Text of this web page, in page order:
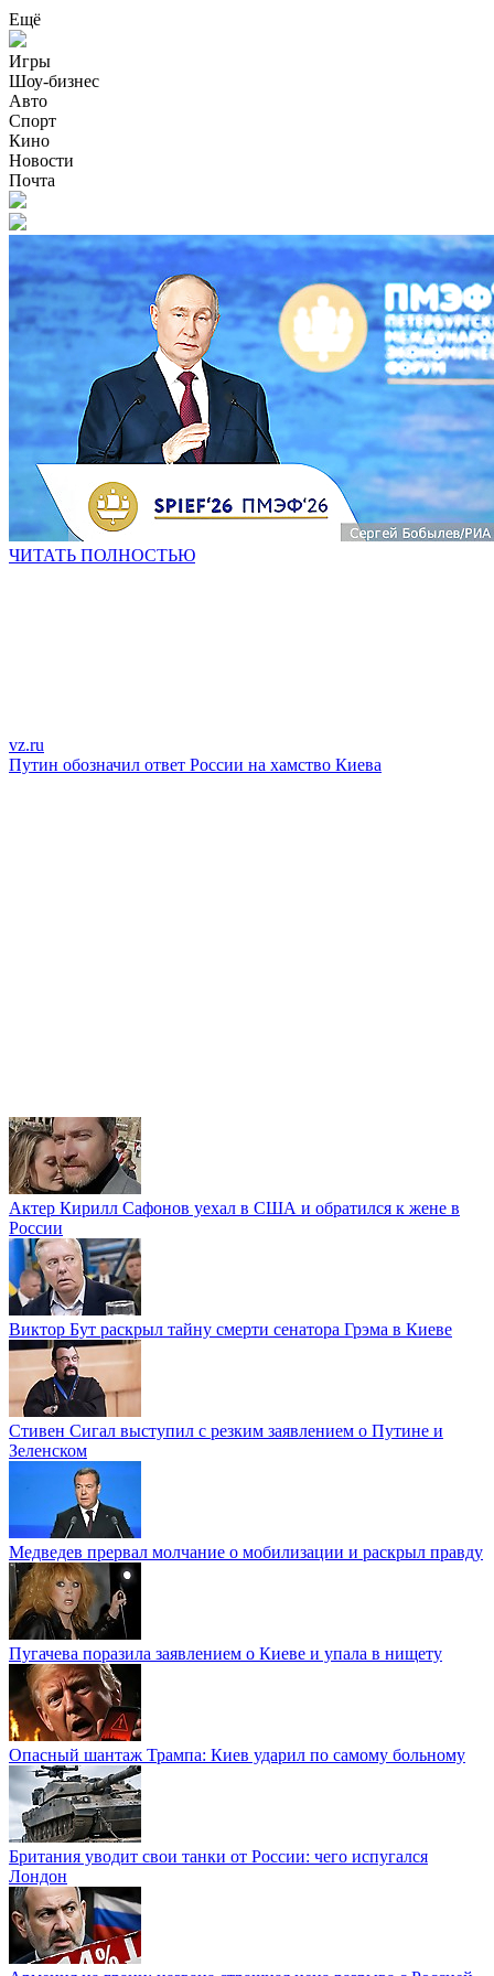
Ещё
Игры
Шоу-бизнес
Авто
Спорт
Кино
Новости
Почта
ЧИТАТЬ ПОЛНОСТЬЮ
vz.ru
Путин обозначил ответ России на хамство Киева
Актер Кирилл Сафонов уехал в США и обратился к жене в
России
Виктор Бут раскрыл тайну смерти сенатора Грэма в Киеве
Стивен Сигал выступил с резким заявлением о Путине и
Зеленском
Медведев прервал молчание о мобилизации и раскрыл правду
Пугачева поразила заявлением о Киеве и упала в нищету
Опасный шантаж Трампа: Киев ударил по самому больному
Британия уводит свои танки от России: чего испугался
Лондон